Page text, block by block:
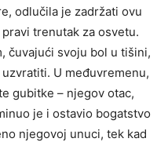
odlučila je zadržati ovu
trenutak za osvetu.
čuvajući svoju bol u tišini,
U međuvremenu,
gubitke – njegov otac,
je i ostavio bogatstvo
njegovoj unuci, tek kad